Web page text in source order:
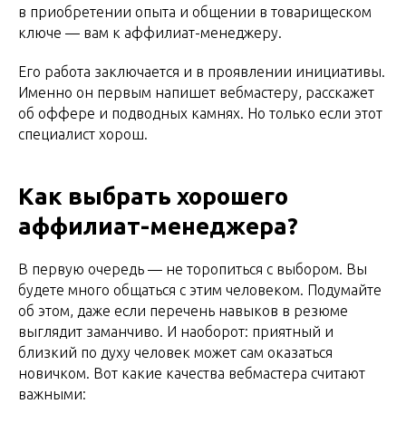
в приобретении опыта и общении в товарищеском
ключе — вам к аффилиат-менеджеру.
Его работа заключается и в проявлении инициативы.
Именно он первым напишет вебмастеру, расскажет
об оффере и подводных камнях. Но только если этот
специалист хорош.
Как выбрать хорошего
аффилиат-менеджера?
В первую очередь — не торопиться с выбором. Вы
будете много общаться с этим человеком. Подумайте
об этом, даже если перечень навыков в резюме
выглядит заманчиво. И наоборот: приятный и
близкий по духу человек может сам оказаться
новичком. Вот какие качества вебмастера считают
важными: